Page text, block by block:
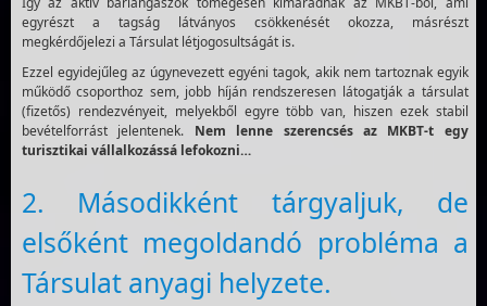
egyrészt a tagság látványos csökkenését okozza, másrészt
megkérdőjelezi a Társulat létjogosultságát is.
Ezzel egyidejűleg az úgynevezett egyéni tagok, akik nem tartoznak egyik
működő csoporthoz sem, jobb híján rendszeresen látogatják a társulat
(fizetős) rendezvényeit, melyekből egyre több van, hiszen ezek stabil
bevételforrást jelentenek. Nem lenne szerencsés az MKBT-t egy
turisztikai vállalkozássá lefokozni…
2. Másodikként tárgyaljuk, de
elsőként megoldandó probléma a
Társulat anyagi helyzete.